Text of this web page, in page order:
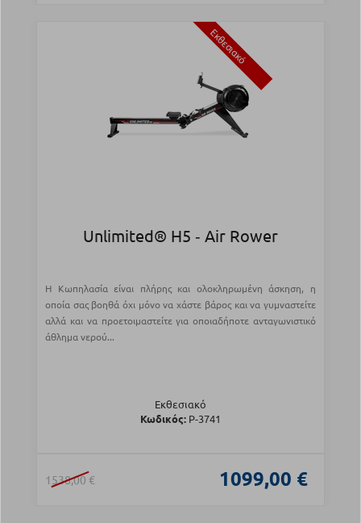
Εκθεσιακό
Unlimited® H5 ‑ Air Rower
Η Κωπηλασία είναι πλήρης και ολοκληρωμένη άσκηση, η
οποία σας βοηθά όχι μόνο να χάστε βάρος και να γυμναστείτε
αλλά και να προετοιμαστείτε για οποιαδήποτε ανταγωνιστικό
άθλημα νερού...
Εκθεσιακό
Κωδικός: Ρ-3741
1538,00 € 1099,00 €